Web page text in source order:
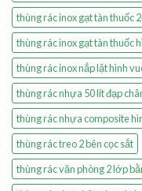
thùng rác inox gạt tàn thuốc
thùng rác inox gạt tàn thuốc
thùng rác inox nắp lật hình
thùng rác nhựa 50 lít đạp
thùng rác nhựa composite
thùng rác treo 2 bên cọc sắt
thùng rác văn phòng 2 lớp